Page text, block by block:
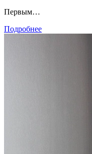
Первым…
Подробнее